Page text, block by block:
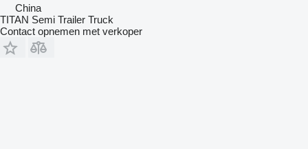
China
TITAN Semi Trailer Truck
Contact opnemen met verkoper